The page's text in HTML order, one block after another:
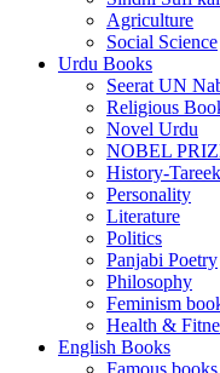
Agriculture
Social Science
Urdu Books
Seerat UN
Religious
Novel Urdu
NOBEL
History-
Personality
Literature
Politics
Panjabi Poetry
Philosophy
Feminism
Health &
English Books
Famous